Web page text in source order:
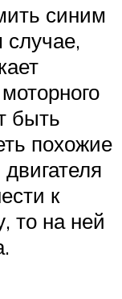
синим
быть
похожие
к
то на ней